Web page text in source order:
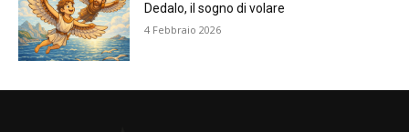
Dedalo, il sogno di volare
4 Febbraio 2026